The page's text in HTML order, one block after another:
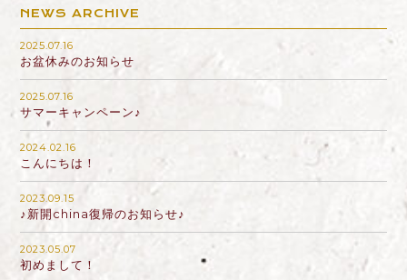
NEWS ARCHIVE
2025.07.16
お盆休みのお知らせ
2025.07.16
サマーキャンペーン♪
2024.02.16
こんにちは！
2023.09.15
♪新開china復帰のお知らせ♪
2023.05.07
初めまして！